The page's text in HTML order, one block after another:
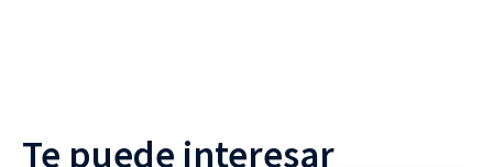
Te puede interesar